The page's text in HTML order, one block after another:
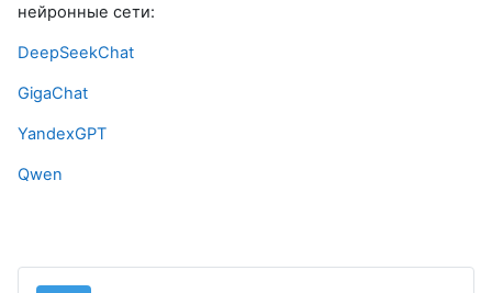
нейронные сети:
DeepSeekChat
GigaChat
YandexGPT
Qwen